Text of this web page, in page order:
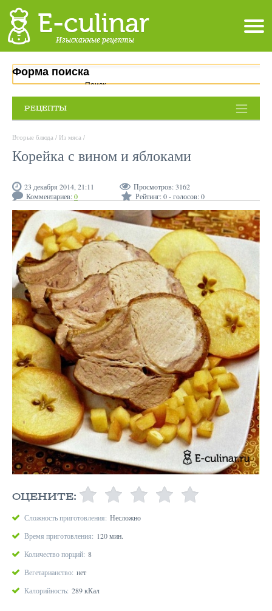
Форма поиска
Поиск
РЕЦЕПТЫ
Вторые блюда / Из мяса /
Корейка с вином и яблоками
23 декабря 2014, 21:11 Просмотров:3162
Комментариев:0 Рейтинг:0- голосов:0
ОЦЕНИТЕ:
Сложность приготовления: Несложно
Время приготовления: 120 мин.
Количество порций: 8
Вегетарианство: нет
Калорийность: 289 кКал